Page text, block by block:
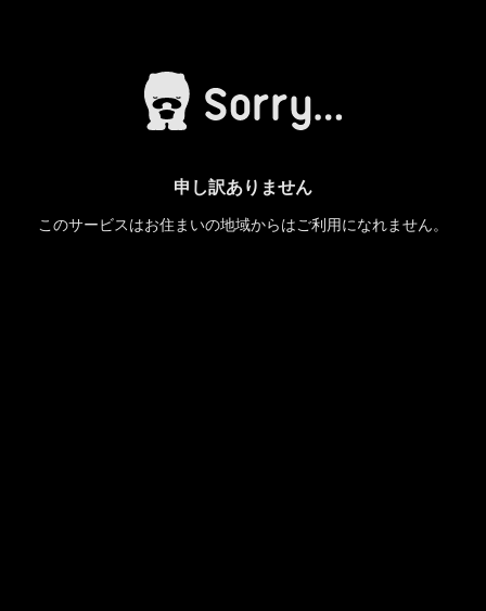
申し訳ありません
このサービスはお住まいの地域からはご利用になれません。